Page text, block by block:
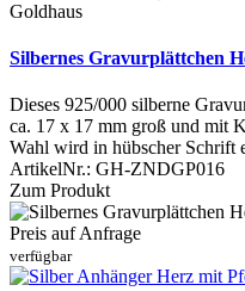
Goldhaus
Silbernes Gravurplättchen
Dieses 925/000 silberne
ca. 17 x 17 mm groß und mit
Wahl wird in hübscher Schrift
ArtikelNr.: GH-ZNDGP016
Zum Produkt
Preis auf Anfrage
verfügbar